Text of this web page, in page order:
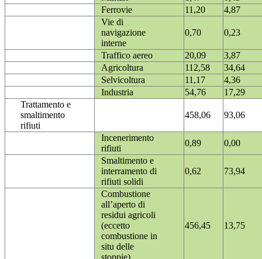
Ferrovie
11,20
4,87
Vie di
navigazione
interne
0,70 0,23
Traffico aereo 20,09
3,87
Agricoltura
112,58
34,64
Selvicoltura
11,17
4,36
Industria
54,76
17,29
Trattamento e
smaltimento
rifiuti
458,06 93,06
Incenerimento
rifiuti
0,89
0,00
Smaltimento e
interramento di
rifiuti solidi
0,62 73,94
Combustione
all’aperto di
residui agricoli
(eccetto
combustione in
situ delle
456,45 13,75